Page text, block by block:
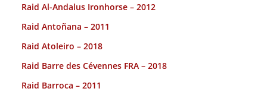
Raid Al-Andalus Ironhorse – 2012
Raid Antoñana – 2011
Raid Atoleiro – 2018
Raid Barre des Cévennes FRA – 2018
Raid Barroca – 2011